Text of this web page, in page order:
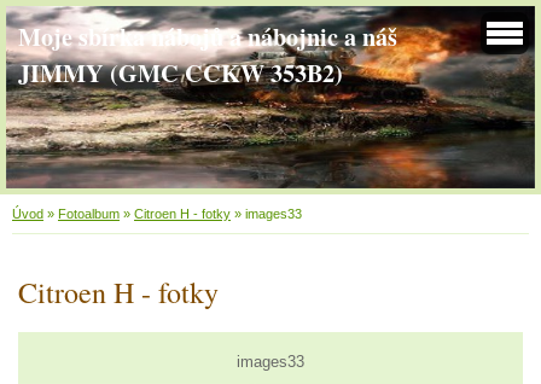
Moje sbírka nábojů a nábojnic a náš
JIMMY (GMC CCKW 353B2)
Úvod » Fotoalbum » Citroen H - fotky » images33
Citroen H - fotky
images33